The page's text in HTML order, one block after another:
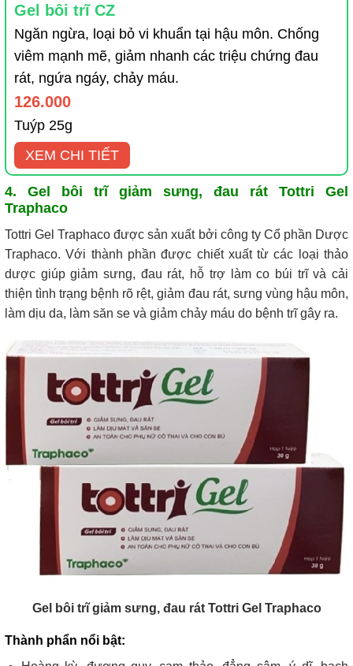
Gel bôi trĩ CZ
Ngăn ngừa, loại bỏ vi khuẩn tại hậu môn. Chống
viêm mạnh mẽ, giảm nhanh các triệu chứng đau
rát, ngứa ngáy, chảy máu.
126.000
Tuýp 25g
XEM CHI TIẾT
4. Gel bôi trĩ giảm sưng, đau rát Tottri Gel
Traphaco
Tottri Gel Traphaco được sản xuất bởi công ty Cổ phần Dược
Traphaco. Với thành phần được chiết xuất từ các loại thảo
dược giúp giảm sưng, đau rát, hỗ trợ làm co búi trĩ và cải
thiện tình trạng bệnh rõ rệt, giảm đau rát, sưng vùng hậu môn,
làm dịu da, làm săn se và giảm chảy máu do bệnh trĩ gây ra.
Gel bôi trĩ giảm sưng, đau rát Tottri Gel Traphaco
Thành phẩn nổi bật: